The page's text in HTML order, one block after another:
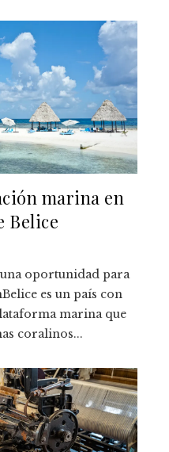
marina en
Belice
oportunidad para
es un país con
marina que
coralinos...